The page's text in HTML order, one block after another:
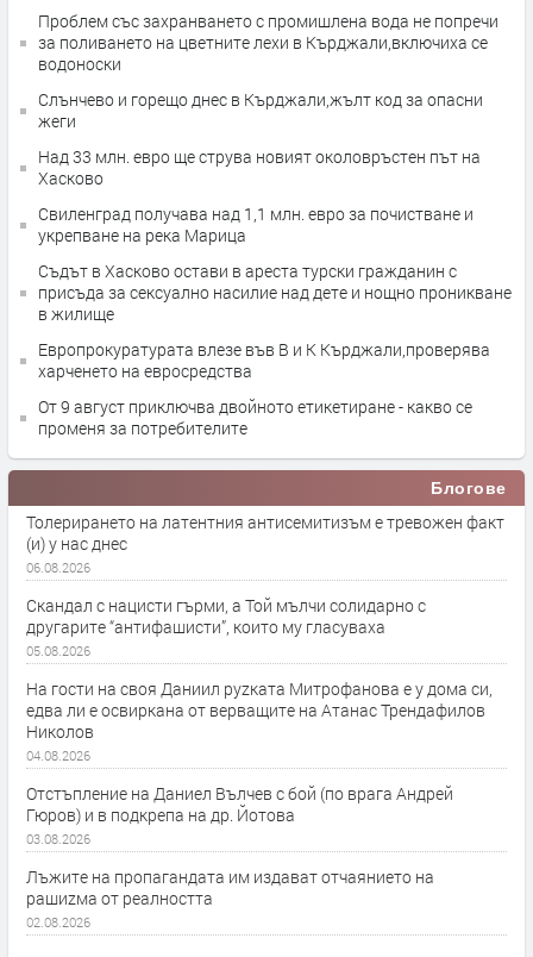
Проблем със захранването с промишлена вода не попречи
за поливането на цветните лехи в Кърджали,включиха се
водоноски
Слънчево и горещо днес в Кърджали,жълт код за опасни
жеги
Над 33 млн. евро ще струва новият околовръстен път на
Хасково
Свиленград получава над 1,1 млн. евро за почистване и
укрепване на река Марица
Съдът в Хасково остави в ареста турски гражданин с
присъда за сексуално насилие над дете и нощно проникване
в жилище
Европрокуратурата влезе във В и К Кърджали,проверява
харченето на евросредства
От 9 август приключва двойното етикетиране - какво се
променя за потребителите
Блогове
Толерирането на латентния антисемитизъм е тревожен факт
(и) у нас днес
06.08.2026
Скандал с нацисти гърми, а Той мълчи солидарно с
другарите “антифашисти”, които му гласуваха
05.08.2026
На гости на своя Даниил руzката Митрофанова е у дома си,
едва ли е освиркана от верващите на Атанас Трендафилов
Николов
04.08.2026
Отстъпление на Даниел Вълчев с бой (по врага Андрей
Гюров) и в подкрепа на др. Йотова
03.08.2026
Лъжите на пропагандата им издават отчаянието на
рашиzма от реалността
02.08.2026